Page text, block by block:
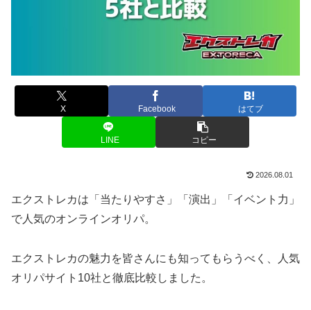
X Facebook はてブ
LINE コピー
2026.08.01
エクストレカは「当たりやすさ」「演出」「イベント力」
で人気のオンラインオリパ。
エクストレカの魅力を皆さんにも知ってもらうべく、人気
オリパサイト10社と徹底比較しました。